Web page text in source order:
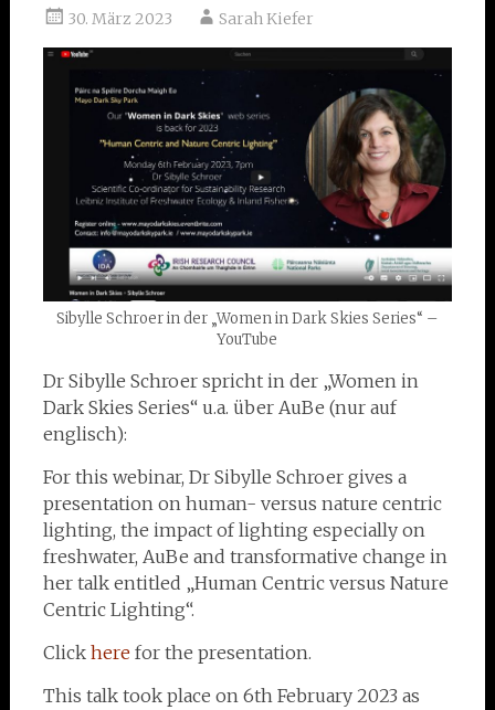
30. März 2023 Sarah Kiefer
Sibylle Schroer in der „Women in Dark Skies Series“ –
YouTube
Dr Sibylle Schroer spricht in der „Women in
Dark Skies Series“ u.a. über AuBe (nur auf
englisch):
For this webinar, Dr Sibylle Schroer gives a
presentation on human- versus nature centric
lighting, the impact of lighting especially on
freshwater, AuBe and transformative change in
her talk entitled „Human Centric versus Nature
Centric Lighting“.
Click here for the presentation.
This talk took place on 6th February 2023 as